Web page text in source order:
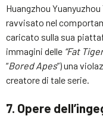
Huangzhou
ravvisato nel
caricato sulla sua
immagini delle “Fat
“Bored Apes”) una
creatore di tale serie.
7. Opere